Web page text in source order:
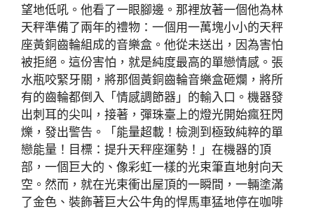
望地低吼。他看了一眼腳邊。那裡放著一個他為林
天秤準備了兩年的禮物：一個用一萬塊小小的天秤
座黃銅齒輪組成的音樂盒。他從未送出，因為害怕
被拒絕。這份害怕，就是純度最高的單戀情感。張
水瓶咬緊牙關，將那個黃銅齒輪音樂盒砸爛，將所
有的齒輪都倒入「情感調節器」的輸入口。機器發
出刺耳的尖叫，接著，彈珠臺上的燈光開始瘋狂閃
爍，發出警告。「能量超載！檢測到極致純粹的單
戀能量！目標：提升天秤座運勢！」在機器的頂
部，一個巨大的、像彩虹一樣的光束筆直地射向天
空。然而，就在光束衝出屋頂的一瞬間，一輛塗滿
了金色、裝飾著巨大公牛角的悍馬車猛地停在咖啡